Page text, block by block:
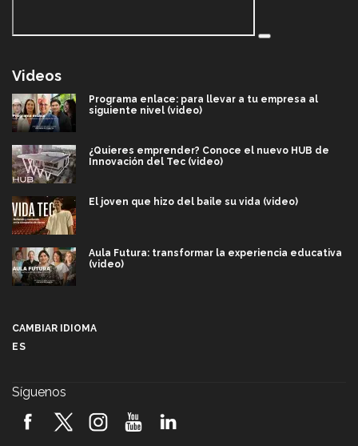
Videos
Programa enlace: para llevar a tu empresa al
siguiente nivel (video)
¿Quieres emprender? Conoce el nuevo HUB de
Innovación del Tec (video)
El joven que hizo del baile su vida (video)
Aula Futura: transformar la experiencia educativa
(video)
2026! (video)
CAMBIAR IDIOMA
ES
Síguenos